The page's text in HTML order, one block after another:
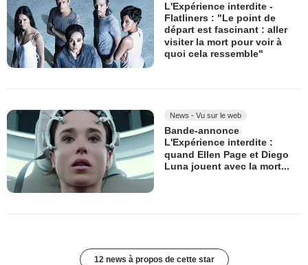
L'Expérience interdite -
Flatliners : "Le point de
départ est fascinant : aller
visiter la mort pour voir à
quoi cela ressemble"
News - Vu sur le web
Bande-annonce
L'Expérience interdite :
quand Ellen Page et Diego
Luna jouent avec la mort...
12 news à propos de cette star